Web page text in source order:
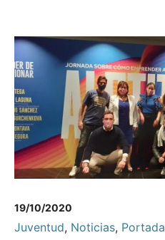
19/10/2020
Juventud, Noticias, Portada